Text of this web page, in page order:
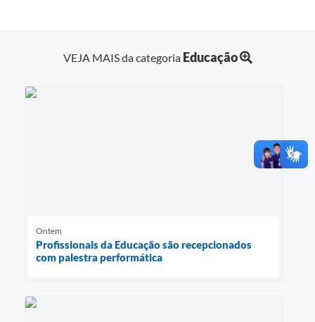
VEJA MAIS da categoria Educação
Ontem
Profissionais da Educação são recepcionados
com palestra performática